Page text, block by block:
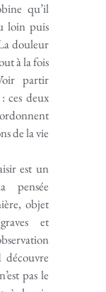
qu’il
loin puis
douleur
à la fois
partir
ces deux
de la vie
est un
pensée
objet
et
pas le